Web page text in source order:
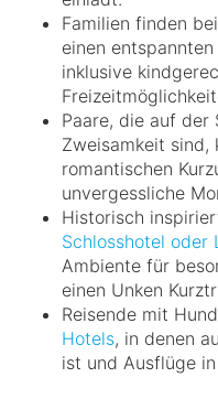
Familien finden
einen
inklusive
Paare, die auf der
Zweisamkeit sind,
romantischen
unvergessliche
Historisch
Schlosshotel oder
Ambiente für
einen Unken
Reisende mit
Hotels, in denen
ist und Ausflüge